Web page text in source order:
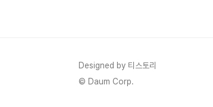
Designed by 티스토리
© Daum Corp.